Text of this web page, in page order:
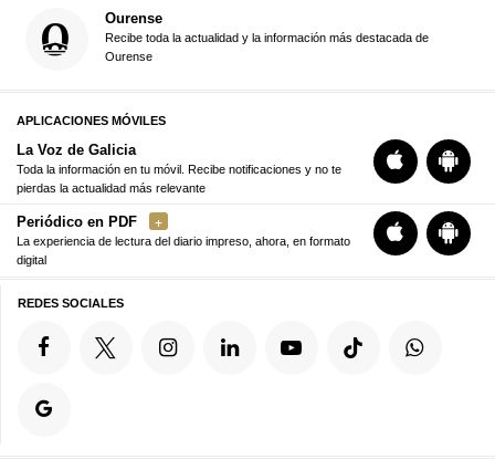
Ourense
Recibe toda la actualidad y la información más destacada de
Ourense
APLICACIONES MÓVILES
La Voz de Galicia
Toda la información en tu móvil. Recibe notificaciones y no te
pierdas la actualidad más relevante
Periódico en PDF
La experiencia de lectura del diario impreso, ahora, en formato
digital
REDES SOCIALES